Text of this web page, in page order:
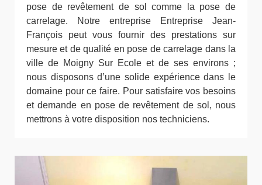
pose de revêtement de sol comme la pose de
carrelage. Notre entreprise Entreprise Jean-
François peut vous fournir des prestations sur
mesure et de qualité en pose de carrelage dans la
ville de Moigny Sur Ecole et de ses environs ;
nous disposons d’une solide expérience dans le
domaine pour ce faire. Pour satisfaire vos besoins
et demande en pose de revêtement de sol, nous
mettrons à votre disposition nos techniciens.